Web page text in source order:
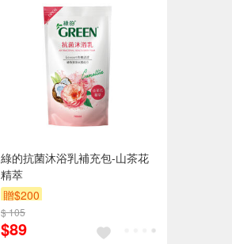
綠的抗菌沐浴乳補充包-山茶花
精萃
贈$200
$ 105
$89